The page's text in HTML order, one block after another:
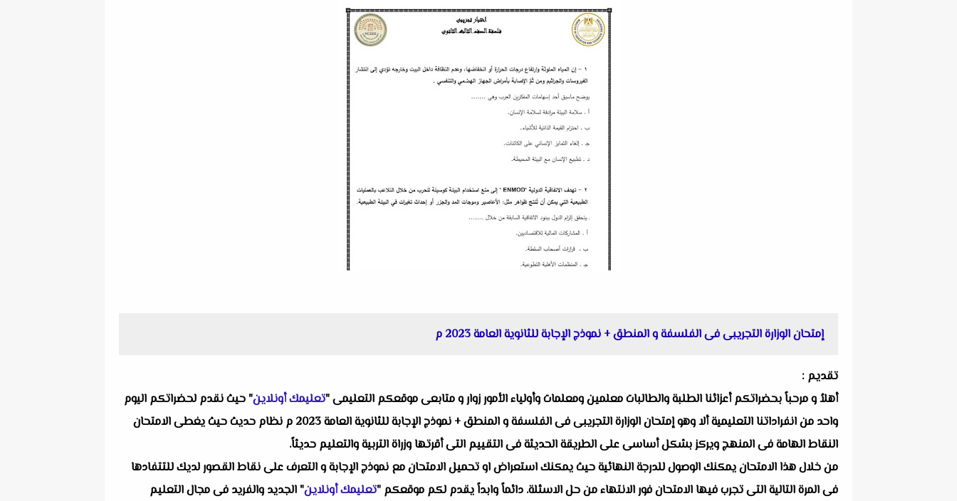
إمتحان الوزارة التجريبى فى الفلسفة و المنطق + نموذج الإجابة للثانوية العامة 2023 م
تقديم :
أهلاُ و مرحباً بحضراتكم أعزائنا الطلبة والطالبات معلمين ومعلمات وأولياء الأمور زوار و متابعى موقعكم التعليمى "تعليمك أونلاين" حيث نقدم لحضراتكم اليوم
واحد من انفراداتنا التعليمية ألا وهوإمتحان الوزارة التجريبى فى الفلسفة و المنطق + نموذج الإجابة للثانوية العامة 2023 م
نظام حديث حيث يغطى الامتحان
النقاط الهامة فى المنهج ويركز بشكل أساسى على الطريقة الحديثة فى التقييم التى أقرتها وزراة التربية والتعليم حديثاً.
من خلال هذا الامتحان يمكنك الوصول للدرجة النهائية حيث يمكنك استعراض او تحميل الامتحان مع نموذج الإجابة و التعرف على نقاط القصور لديك للتتفادها
فى المرة التالية التى تجرب فيها الامتحان فور الانتهاء من حل الاسئلة. دائماً وابداً يقدم لكم موقعكم "تعليمك أونلاين" الجديد والفريد فى مجال التعليم